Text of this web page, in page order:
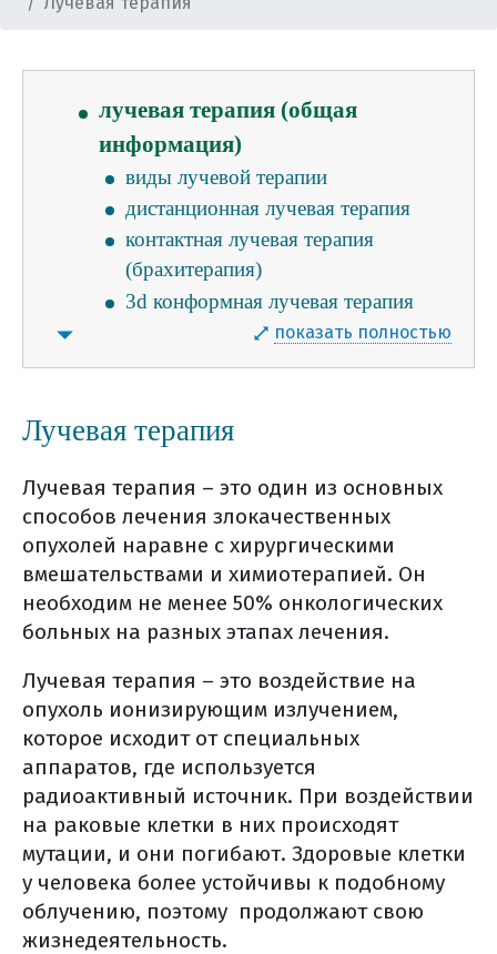
поджелудочной железы
стереотаксическая лучевая терапия
лучевая терапия (общая
информация)
виды лучевой терапии
дистанционная лучевая терапия
контактная лучевая терапия
(брахитерапия)
3d конформная лучевая терапия
лучевая терапия, моделированная
по интенсивности (imrt)
по изображениям (igrt)
(срх)
общие противопоказания к
лучевой терапии
частые побочные эффекты лучевой
терапии
питание на фоне лучевой терапии
химиотерапия / таргетная терапия
рака поджелудочной железы
схемы химиотерапии
таргетная терапия
химиотерапия/таргетная терапия
(общая информация)
цель лекарственной терапии
что такое схема химиотерапии?
внутривенное введение
показать полностью
Лучевая терапия
Лучевая терапия – это один из основных
способов лечения злокачественных
опухолей наравне с хирургическими
вмешательствами и химиотерапией. Он
необходим не менее 50% онкологических
больных на разных этапах лечения.
Лучевая терапия – это воздействие на
опухоль ионизирующим излучением,
которое исходит от специальных
аппаратов, где используется
радиоактивный источник. При воздействии
на раковые клетки в них происходят
мутации, и они погибают. Здоровые клетки
у человека более устойчивы к подобному
облучению, поэтому продолжают свою
жизнедеятельность.